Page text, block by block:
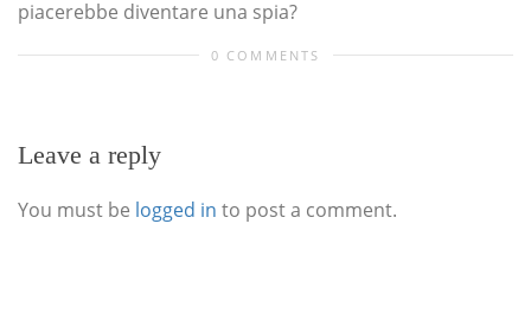
piacerebbe diventare una spia?
0 COMMENTS
Leave a reply
You must be logged in to post a comment.